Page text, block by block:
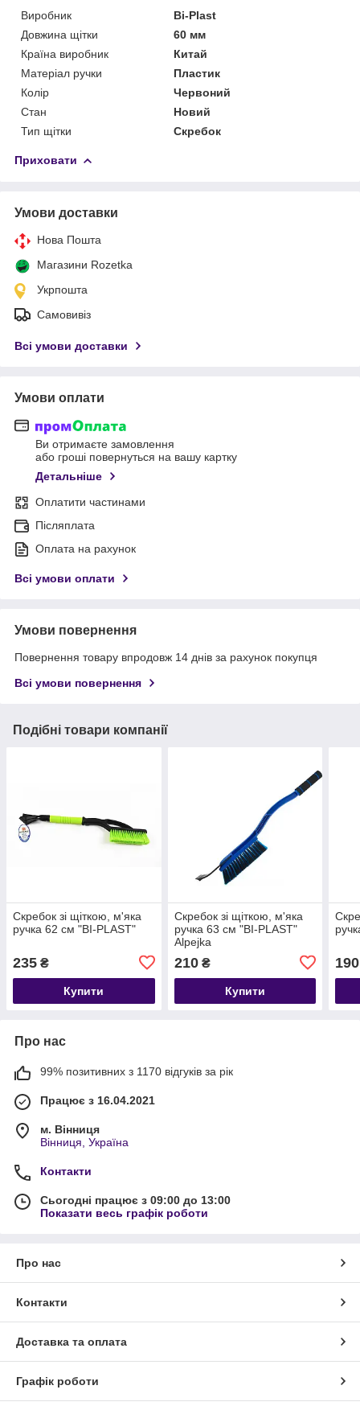
Виробник
Bi-Plast
Довжина щітки
60 мм
Країна виробник
Китай
Матеріал ручки
Пластик
Колір
Червоний
Стан
Новий
Тип щітки
Скребок
Приховати
Умови доставки
Нова Пошта
Магазини Rozetka
Укрпошта
Самовивіз
Всі умови доставки
Умови оплати
Ви отримаєте замовлення
або гроші повернуться на вашу картку
Детальніше
Оплатити частинами
Післяплата
Оплата на рахунок
Всі умови оплати
Умови повернення
Повернення товару впродовж 14 днів за рахунок покупця
Всі умови повернення
Подібні товари компанії
Скребок зі щіткою, м'яка
ручка 62 см "BI-PLAST"
235 ₴
Купити
Скребок зі щіткою, м'яка
ручка 63 см "BI-PLAST"
Alpejka
210₴
Купити
190
Про нас
99% позитивних з 1170 відгуків за рік
Працює з 16.04.2021
м. Вінниця
Вінниця, Україна
Контакти
Сьогодні працює з 09:00 до 13:00
Показати весь графік роботи
Про нас
Контакти
Доставка та оплата
Графік роботи